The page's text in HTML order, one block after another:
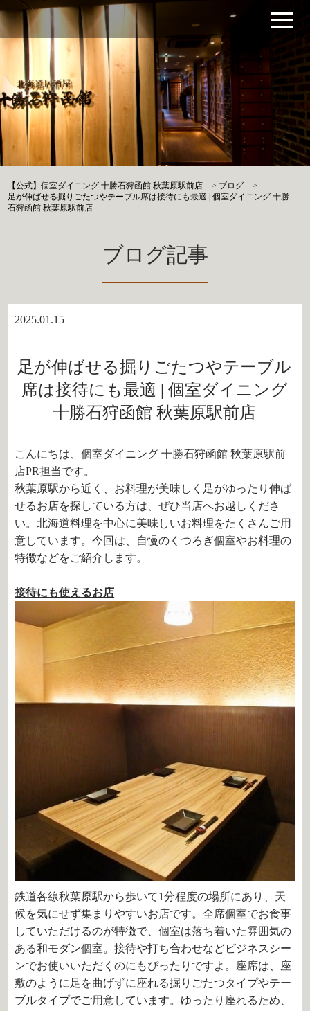
【公式】個室ダイニング 十勝石狩函館 秋葉原駅前店 > ブログ
>
足が伸ばせる掘りごたつやテーブル席は接待にも最適 | 個室ダイニング 十勝
石狩函館 秋葉原駅前店
ブログ記事
2025.01.15
足が伸ばせる掘りごたつやテーブル
席は接待にも最適 | 個室ダイニング
十勝石狩函館 秋葉原駅前店
こんにちは、個室ダイニング 十勝石狩函館 秋葉原駅前
店PR担当です。
秋葉原駅から近く、お料理が美味しく足がゆったり伸ば
せるお店を探している方は、ぜひ当店へお越しくださ
い。北海道料理を中心に美味しいお料理をたくさんご用
意しています。今回は、自慢のくつろぎ個室やお料理の
特徴などをご紹介します。
接待にも使えるお店
鉄道各線秋葉原駅から歩いて1分程度の場所にあり、天
候を気にせず集まりやすいお店です。全席個室でお食事
していただけるのが特徴で、個室は落ち着いた雰囲気の
ある和モダン個室。接待や打ち合わせなどビジネスシー
ンでお使いいただくのにもぴったりですよ。座席は、座
敷のように足を曲げずに座れる掘りごたつタイプやテー
ブルタイプでご用意しています。ゆったり座れるため、